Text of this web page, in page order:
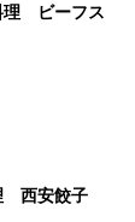
理 ビーフス
西安餃子